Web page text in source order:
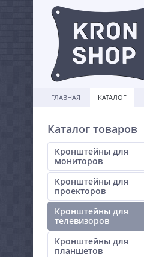
ГЛАВНАЯ КАТАЛОГ
Каталог товаров
Кронштейны для
мониторов
Кронштейны для
проекторов
Кронштейны для
телевизоров
Кронштейны для
планшетов